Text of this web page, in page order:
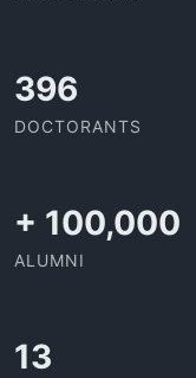
437
DOCTORANTS
+ 100,000
ALUMNI
13